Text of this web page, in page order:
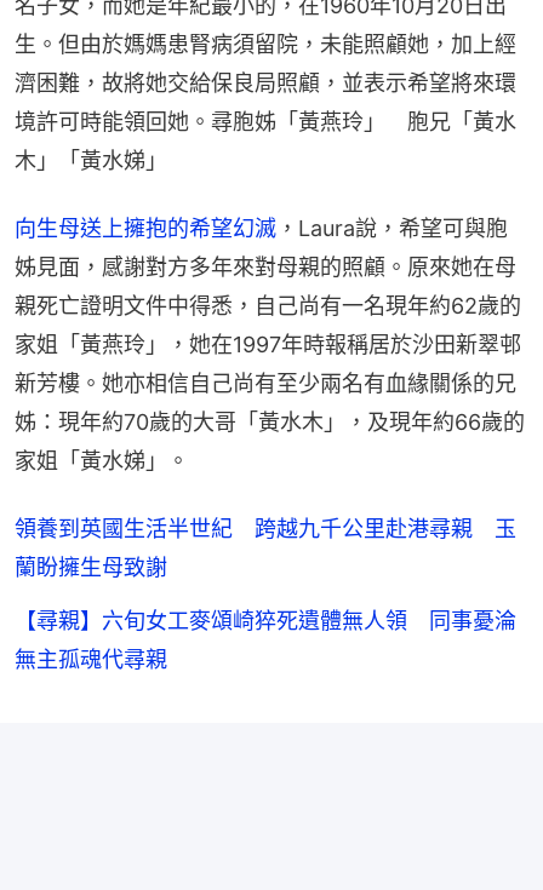
名子女，而她是年紀最小的，在1960年10月20日出
生。但由於媽媽患腎病須留院，未能照顧她，加上經
濟困難，故將她交給保良局照顧，並表示希望將來環
境許可時能領回她。尋胞姊「黃燕玲」　胞兄「黃水
木」「黃水娣」​
向生母送上擁抱的希望幻滅 ，Laura說，希望可與胞
姊見面，感謝對方多年來對母親的照顧。原來她在母
親死亡證明文件中得悉，自己尚有一名現年約62歲的
家姐「黃燕玲」，她在1997年時報稱居於沙田新翠邨
新芳樓。她亦相信自己尚有至少兩名有血緣關係的兄
姊：現年約70歲的大哥「黃水木」，及現年約66歲的
家姐「黃水娣」。
領養到英國生活半世紀 跨越九千公里赴港尋親 玉
蘭盼擁生母致謝
【尋親】六旬女工麥頌崎猝死遺體無人領 同事憂淪
無主孤魂代尋親